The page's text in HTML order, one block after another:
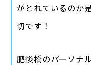
がとれているのか
切です！
肥後橋のパーソナ